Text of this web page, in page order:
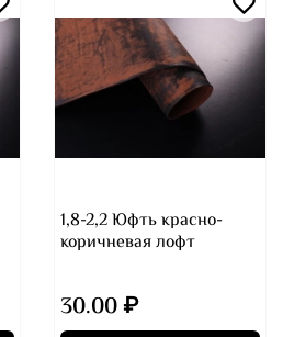
1,8-2,2 Юфть красно-
коричневая лофт
30.00 ₽